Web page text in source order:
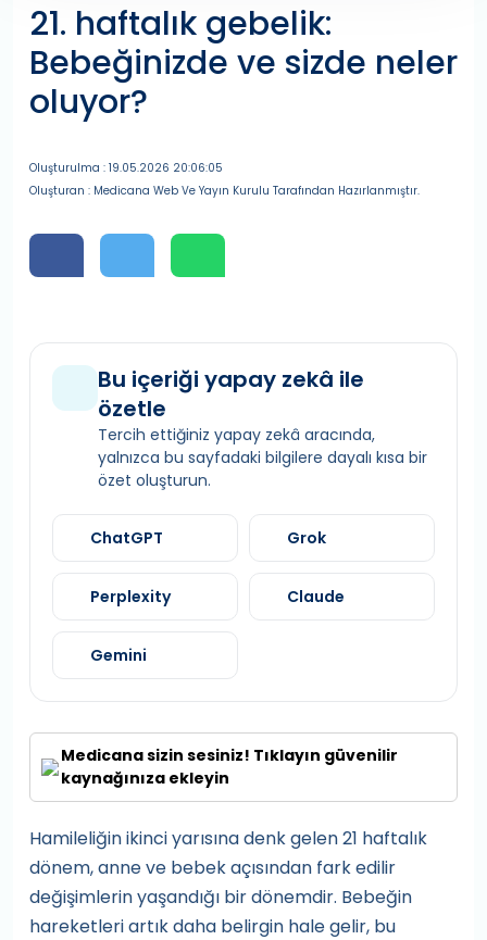
21. haftalık gebelik:
Bebeğinizde ve sizde neler
oluyor?
Oluşturulma : 19.05.2026 20:06:05
Oluşturan : Medicana Web Ve Yayın Kurulu Tarafından Hazırlanmıştır.
Bu içeriği yapay zekâ ile
özetle
Tercih ettiğiniz yapay zekâ aracında,
yalnızca bu sayfadaki bilgilere dayalı kısa bir
özet oluşturun.
ChatGPT Grok
Perplexity Claude
Gemini
Medicana sizin sesiniz! Tıklayın güvenilir
kaynağınıza ekleyin
Hamileliğin ikinci yarısına denk gelen 21 haftalık
dönem, anne ve bebek açısından fark edilir
değişimlerin yaşandığı bir dönemdir. Bebeğin
hareketleri artık daha belirgin hale gelir, bu